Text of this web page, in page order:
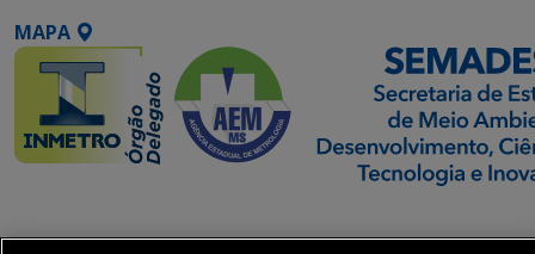
MAPA
Executiva de